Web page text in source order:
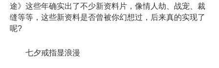
途》这些年确实出了不少新资料片，像情人劫、战宠、裁
缝等等，这些新资料是否曾被你幻想过，后来真的实现了
呢?
七夕戒指显浪漫